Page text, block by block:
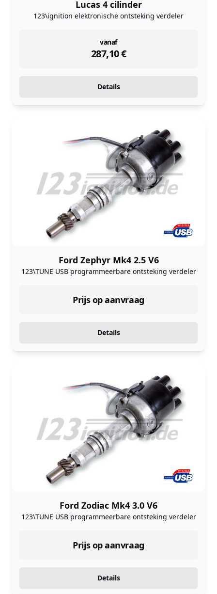
Lucas 4 cilinder
123\ignition elektronische ontsteking verdeler
vanaf
287,10€
instock
Details
Ford Zephyr Mk4 2.5 V6
123\TUNE USB programmeerbare ontsteking verdeler
Prijs op aanvraag
Details
Ford Zodiac Mk4 3.0 V6
123\TUNE USB programmeerbare ontsteking verdeler
Prijs op aanvraag
Details